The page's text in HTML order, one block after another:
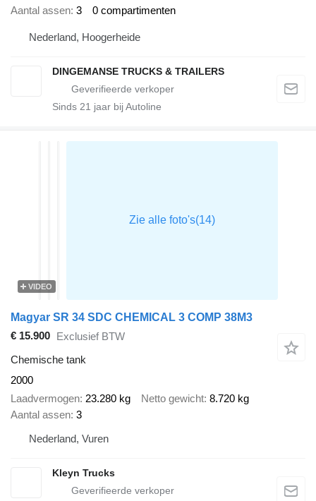
Aantal assen 3 0 compartimenten
Nederland, Hoogerheide
DINGEMANSE TRUCKS & TRAILERS
Sinds 21 jaar bij Autoline
VIDEO
Magyar SR 34 SDC CHEMICAL 3 COMP 38M3
€ 15.900 Exclusief BTW
Chemische tank
2000
Laadvermogen 23.280 kg Netto gewicht 8.720 kg
Aantal assen 3
Nederland, Vuren
Kleyn Trucks